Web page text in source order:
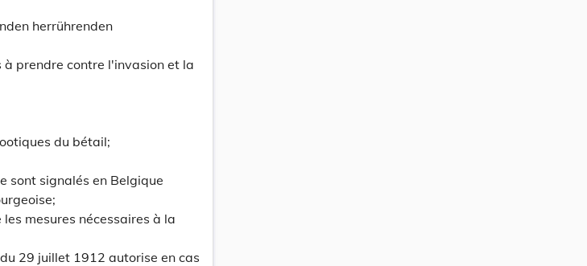
herrührenden
prendre contre l'invasion et la
du bétail;
sont signalés en Belgique
mesures nécessaires à la
29 juillet 1912 autorise en cas